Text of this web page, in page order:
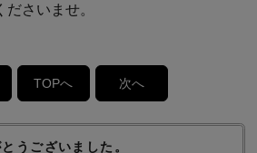
さいませ。
TOPへ 次へ
うございました。